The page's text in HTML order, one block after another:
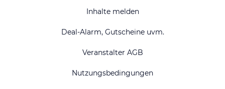
Inhalte melden
Deal-Alarm, Gutscheine uvm.
Veranstalter AGB
Nutzungsbedingungen